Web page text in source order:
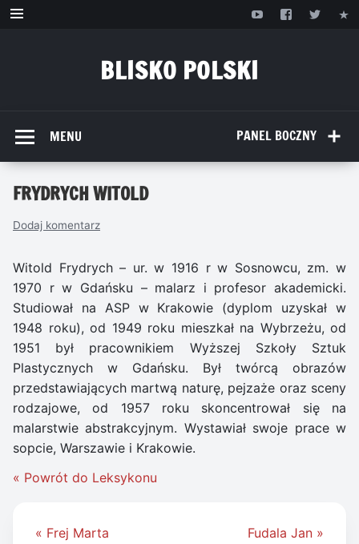
Przejdź
BLISKO POLSKI
PANEL BOCZNY
MENU
FRYDRYCH WITOLD
Dodaj komentarz
Witold Frydrych – ur. w 1916 r w Sosnowcu, zm. w
1970 r w Gdańsku – malarz i profesor akademicki.
Studiował na ASP w Krakowie (dyplom uzyskał w
1948 roku), od 1949 roku mieszkał na Wybrzeżu, od
1951 był pracownikiem Wyższej Szkoły Sztuk
Plastycznych w Gdańsku. Był twórcą obrazów
przedstawiających martwą naturę, pejzaże oraz sceny
rodzajowe, od 1957 roku skoncentrował się na
malarstwie abstrakcyjnym. Wystawiał swoje prace w
sopcie, Warszawie i Krakowie.
« Powrót do Leksykonu
Nawigacja
« Frej Marta Fudala Jan »